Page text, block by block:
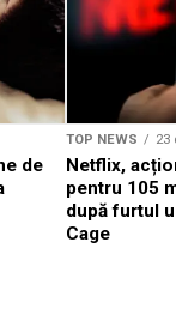
de
TOP NEWS 23
Netflix,
pentru 105
după furtul
Cage